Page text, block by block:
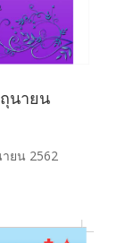
นายน
ยน 2562